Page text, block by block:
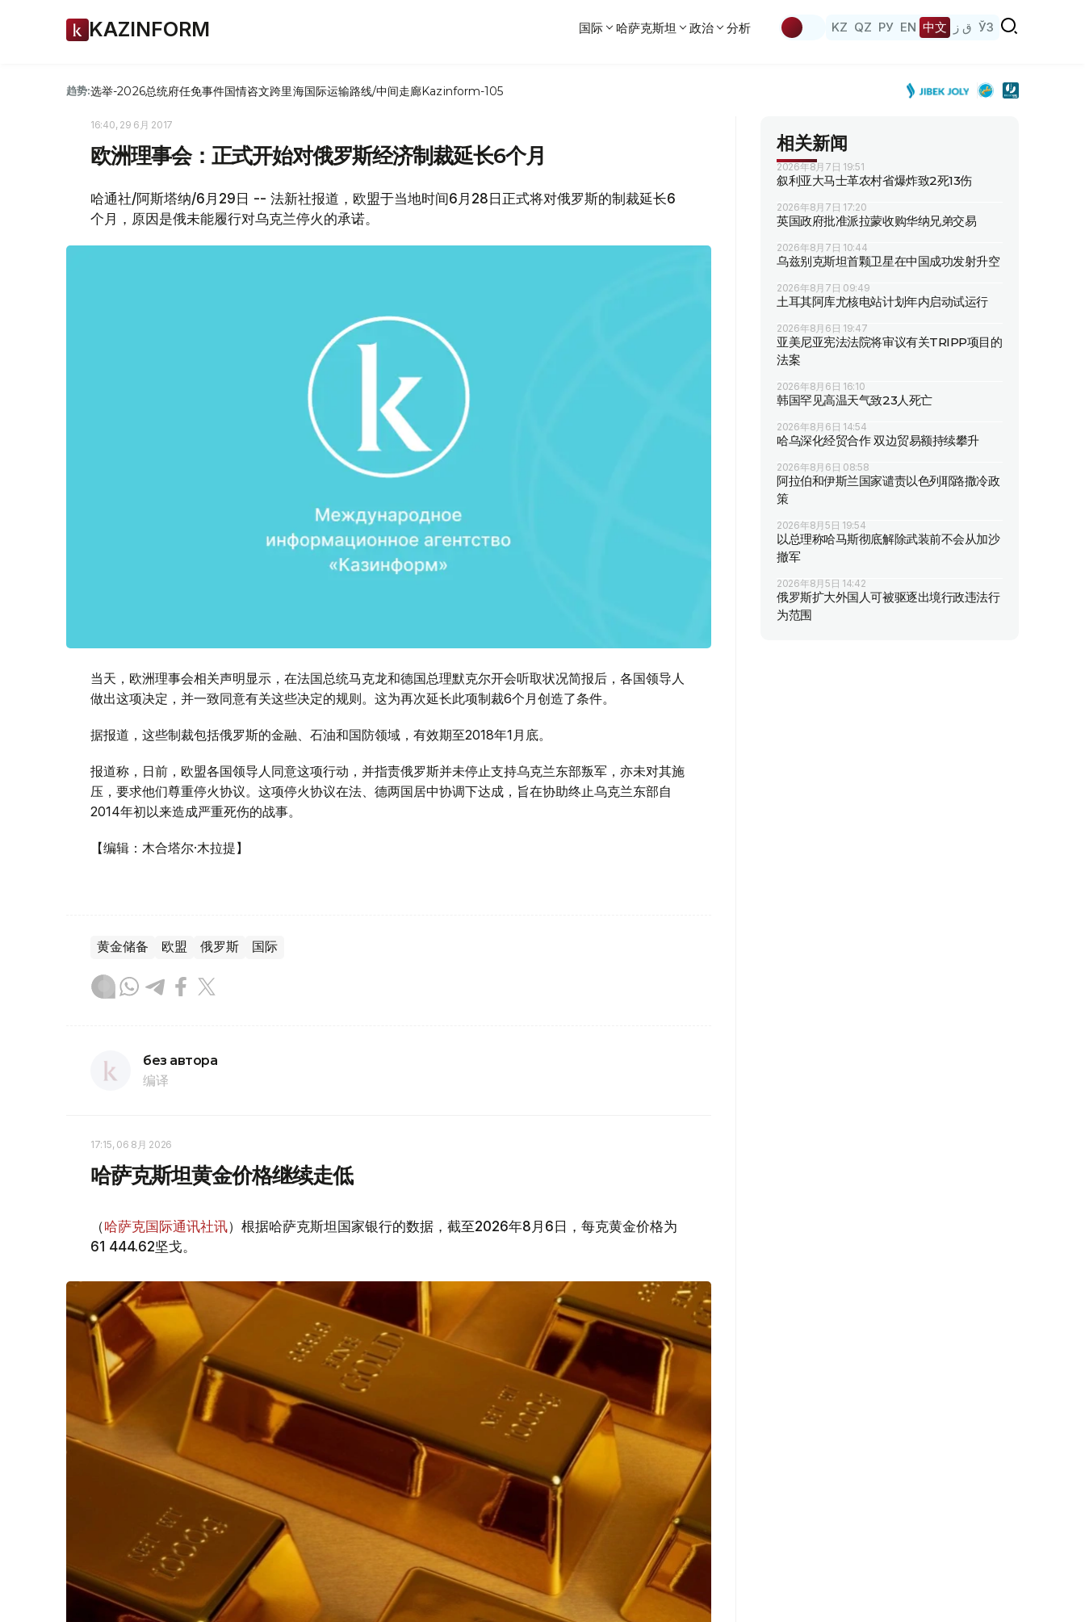
KAZINFORM 国际 哈萨克斯坦 政治 分析 KZ QZ РУ EN 中文 ق ز ЎЗ
趋势:选举-2026总统府任免事件国情咨文跨里海国际运输路线/中间走廊Kazinform-105
16:40, 29 6月 2017
欧洲理事会：正式开始对俄罗斯经济制裁延长6个月
哈通社/阿斯塔纳/6月29日 -- 法新社报道，欧盟于当地时间6月28日正式将对俄罗斯的制裁延长6
个月，原因是俄未能履行对乌克兰停火的承诺。
当天，欧洲理事会相关声明显示，在法国总统马克龙和德国总理默克尔开会听取状况简报后，各国领导人
做出这项决定，并一致同意有关这些决定的规则。这为再次延长此项制裁6个月创造了条件。
据报道，这些制裁包括俄罗斯的金融、石油和国防领域，有效期至2018年1月底。
报道称，日前，欧盟各国领导人同意这项行动，并指责俄罗斯并未停止支持乌克兰东部叛军，亦未对其施
压，要求他们尊重停火协议。这项停火协议在法、德两国居中协调下达成，旨在协助终止乌克兰东部自
2014年初以来造成严重死伤的战事。
【编辑：木合塔尔·木拉提】
黄金储备 欧盟 俄罗斯 国际
без автора
编译
17:15, 06 8月 2026
哈萨克斯坦黄金价格继续走低
（哈萨克国际通讯社讯）根据哈萨克斯坦国家银行的数据，截至2026年8月6日，每克黄金价格为
61 444.62坚戈。
相关新闻
2026年8月7日 19:51
叙利亚大马士革农村省爆炸致2死13伤
2026年8月7日 17:20
英国政府批准派拉蒙收购华纳兄弟交易
2026年8月7日 10:44
乌兹别克斯坦首颗卫星在中国成功发射升空
2026年8月7日 09:49
土耳其阿库尤核电站计划年内启动试运行
2026年8月6日 19:47
亚美尼亚宪法法院将审议有关TRIPP项目的
法案
2026年8月6日 16:10
韩国罕见高温天气致23人死亡
2026年8月6日 14:54
哈乌深化经贸合作 双边贸易额持续攀升
2026年8月6日 08:58
阿拉伯和伊斯兰国家谴责以色列耶路撒冷政
策
2026年8月5日 19:54
以总理称哈马斯彻底解除武装前不会从加沙
撤军
2026年8月5日 14:42
俄罗斯扩大外国人可被驱逐出境行政违法行
为范围